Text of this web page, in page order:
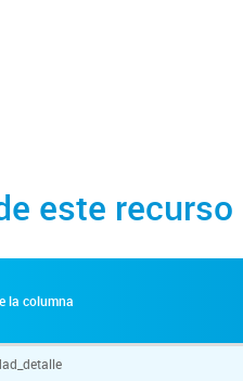
este recurso
la columna